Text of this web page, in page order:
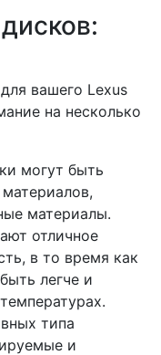
вашего Lexus
на несколько
могут быть
материалы.
отличное
в то время как
легче и
типа
и